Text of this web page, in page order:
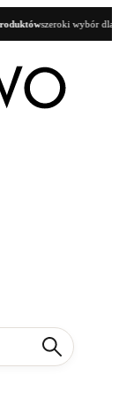
wybór dla butików